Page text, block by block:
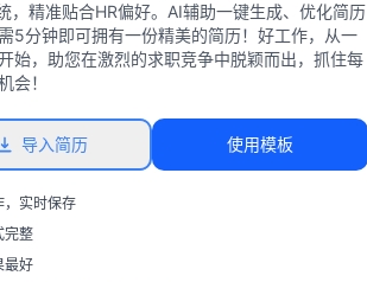
，精准贴合HR偏好。AI辅助一键生成、优化简历
5分钟即可拥有一份精美的简历！好工作，从一
始，助您在激烈的求职竞争中脱颖而出，抓住每
会！
导入简历 使用模板
，实时保存
完整
最好